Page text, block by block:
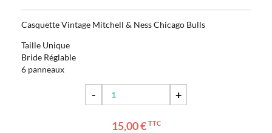
Casquette Vintage Mitchell & Ness Chicago Bulls
Taille Unique
Bride Réglable
6 panneaux
- +
15,00 € TTC